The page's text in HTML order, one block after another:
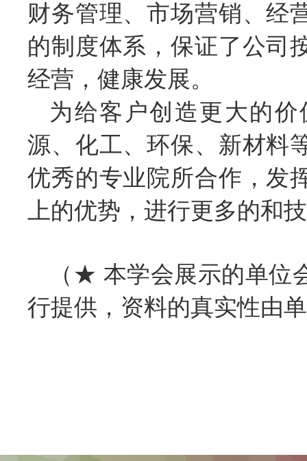
财务管理、市场营销、经
的制度体系，保证了公司
经营，健康发展。
为给客户创造更大的
源、化工、环保、新材料
优秀的专业院所合作，发
上的优势，进行更多的和
（★ 本学会展示的单位
行提供，资料的真实性由